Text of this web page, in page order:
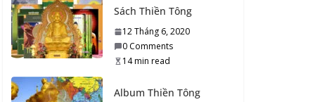
Trái đất này Ai cũng
1 Tháng 9, 2020
0 Comments
4 min read
Sách Thiền Tông
12 Tháng 6, 2020
0 Comments
14 min read
Album Thiền Tông